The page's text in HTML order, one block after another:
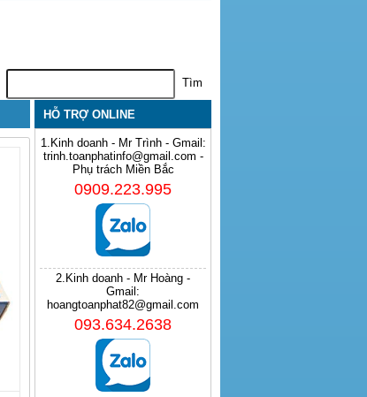
HỖ TRỢ ONLINE
1.Kinh doanh - Mr Trình - Gmail:
trinh.toanphatinfo@gmail.com -
Phụ trách Miền Bắc
0909.223.995
2.Kinh doanh - Mr Hoàng -
Gmail:
hoangtoanphat82@gmail.com
093.634.2638